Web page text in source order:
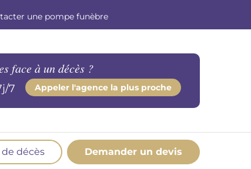
une pompe funèbre
face à un décès ?
7 Appeler l'agence la plus proche
de décès Demander un devis